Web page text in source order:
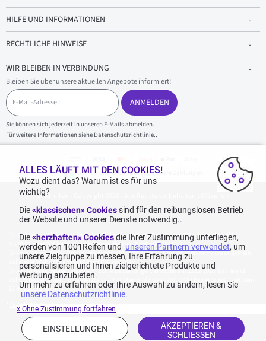
HILFE UND INFORMATIONEN
RECHTLICHE HINWEISE
WIR BLEIBEN IN VERBINDUNG
Bleiben Sie über unsere aktuellen Angebote informiert!
E
-
M
a
i
l
ANMELDEN
Sie können sich jederzeit in unseren E-Mails abmelden.
Für weitere Informationen siehe Datenschutzrichtlinie..
100 % sicherer Einkauf und sichere Zahlungen
1001reifen - Copyright 2026 - Alle Rechte vorbehalten 1001reifen
Kostenlose Lieferung: für jeden Einkauf mit einem Betrag von 70€ oder mehr (inkl.
MwSt.) (unter 70€ betragen die Versandkosten 7,90€ inkl. MwSt.).
Katalogpreise des Herstellers sind nicht rabattierbar. Dies spiegelt nicht die allgemein
auf dieser Webseite angegebenen Preise wider.
Aggregierte Bewertungen von Echte Bewertungen, erhoben am 23.02.2026, basierend
auf 939 Bewertungen in den letzten 12 Monaten und insgesamt 1.082 Bewertungen seit dem
15.06.2022 für Deutschland.
Angebotskonditionen
ALLES LÄUFT MIT DEN COOKIES!
Wozu dient das? Warum ist es für uns
wichtig?
Die«klassischen» Cookiessind für den reibungslosen Betrieb
der Website und unserer Dienste notwendig..
Die«herzhaften» Cookies die Ihrer Zustimmung unterliegen,
werden von 1001Reifen und unseren Partnern verwendet, um
unsere Zielgruppe zu messen, Ihre Erfahrung zu
personalisieren und Ihnen zielgerichtete Produkte und
Werbung anzubieten.
Um mehr zu erfahren oder Ihre Auswahl zu ändern, lesen Sie
unsere Datenschutzrichtlinie.
AKZEPTIEREN &
SCHLIESSEN
EINSTELLUNGEN
x Ohne Zustimmung fortfahren